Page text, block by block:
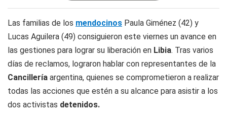
Las familias de los mendocinos Paula Giménez (42) y
Lucas Aguilera (49) consiguieron este viernes un avance en
las gestiones para lograr su liberación en Libia. Tras varios
días de reclamos, lograron hablar con representantes de la
Cancillería argentina, quienes se comprometieron a realizar
todas las acciones que estén a su alcance para asistir a los
dos activistas detenidos.